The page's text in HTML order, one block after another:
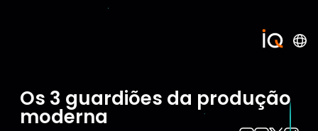
Os 3 guardiões da produção
moderna